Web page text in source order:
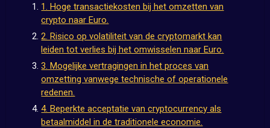
1. Hoge transactiekosten bij het omzetten van
crypto naar Euro.
2. Risico op volatiliteit van de cryptomarkt kan
leiden tot verlies bij het omwisselen naar Euro.
3. Mogelijke vertragingen in het proces van
omzetting vanwege technische of operationele
redenen.
4. Beperkte acceptatie van cryptocurrency als
betaalmiddel in de traditionele economie.